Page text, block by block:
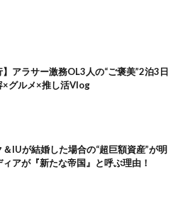
アラサー激務OL3人の“ご褒美”2泊3日
×グルメ×推し活Vlog
IUが結婚した場合の“超巨額資産”が明
アが『新たな帝国』と呼ぶ理由！